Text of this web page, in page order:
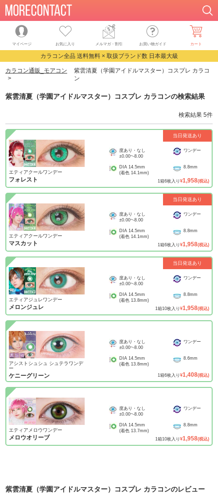
マイページ お気に入り メルマガ・割引 お買い物ガイド カート
カラコン全品 送料無料 × 取扱ブランド数 日本最大級
カラコン通販_モアコン
紫雲清夏（学園アイドルマスター）コスプレ カラコ
ン
紫雲清夏（学園アイドルマスター）コスプレ カラコンの検索結果
検索結果 5件
当日発送あり
エティアクールワンデー
フォレスト
度あり・なし
±0.00~-8.00
ワンデー
DIA 14.5mm
(着色 14.1mm)
8.8mm
1箱6枚入り ¥1,958(税込)
当日発送あり
エティアクールワンデー
マスカット
度あり・なし
±0.00~-8.00
ワンデー
DIA 14.5mm
(着色 14.1mm)
8.8mm
1箱6枚入り ¥1,958(税込)
当日発送あり
エティアジュレワンデー
メロンジュレ
度あり・なし
±0.00~-8.00
ワンデー
DIA 14.5mm
(着色 13.8mm)
8.8mm
1箱10枚入り ¥1,958(税込)
アシストシュシュ シュテラワンデ
ー
ケニーグリーン
度あり・なし
±0.00~-8.00
ワンデー
DIA 14.5mm
(着色 13.8mm)
8.6mm
1箱6枚入り ¥1,408(税込)
エティアメロウワンデー
メロウオリーブ
度あり・なし
±0.00~-8.00
ワンデー
DIA 14.5mm
(着色 13.7mm)
8.8mm
1箱10枚入り ¥1,958(税込)
紫雲清夏（学園アイドルマスター）コスプレ カラコンのレビュー